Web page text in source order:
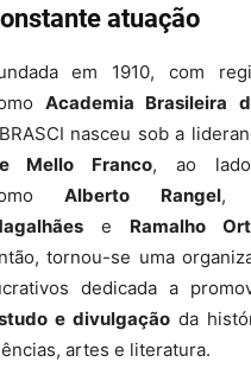
atuação
em 1910, com
Academia Brasileira
nasceu sob a
Mello Franco, ao
Alberto Rangel,
e Ramalho
tornou-se uma
dedicada a
e divulgaçãoda
artes e literatura.